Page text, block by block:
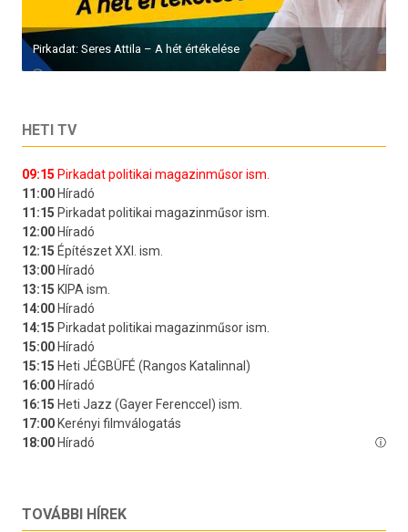
Pirkadat: Seres Attila – A hét értékelése
HETI TV
TOVÁBBI HÍREK